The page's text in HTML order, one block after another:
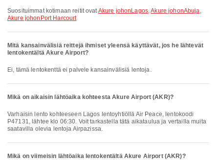
Suosituimmat kotimaan reitit ovatAkure johonLagos,Akure johonAbuja,
Akure johonPort Harcourt
Mitä kansainvälisiä reittejä ihmiset yleensä käyttävät, jos he lähtevät
lentokentältä Akure Airport?
Ei, tämä lentokenttä ei palvele kansainvälisiä lentoja.
Mikä on aikaisin lähtöaika kohteesta Akure Airport (AKR)?
Varhaisin lento kohteeseen Lagos lentoyhtiöllä Air Peace, lentokoodi
P47131, lähtee klo 06:30. Voit tarkastella tätä aikataulua ja vertailla muita
saatavilla olevia lentoja Airpazissa.
Mikä on viimeisin lähtöaika lentokentältä Akure Airport (AKR)?